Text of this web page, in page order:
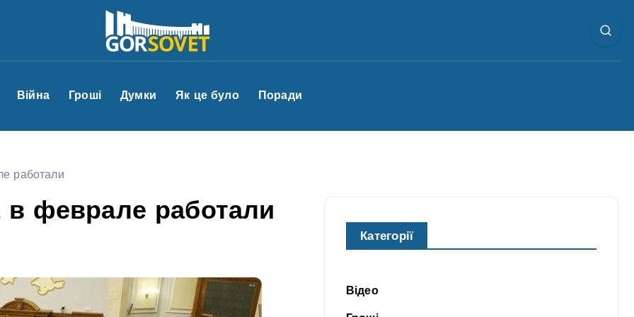
Війна Гроші Думки Як це було Поради
работали
феврале работали
Категорії
Відео